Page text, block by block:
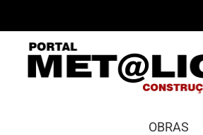
conteúdo
OBRAS